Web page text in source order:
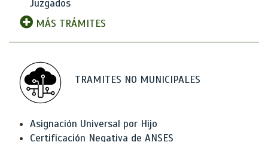
Juzgados
MÁS TRÁMITES
TRAMITES NO MUNICIPALES
Asignación Universal por Hijo
Certificación Negativa de ANSES